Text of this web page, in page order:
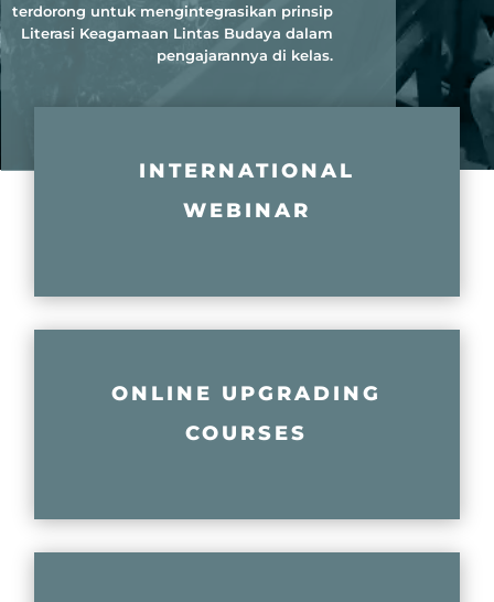
terdorong untuk mengintegrasikan prinsip
Literasi Keagamaan Lintas Budaya dalam
pengajarannya di kelas.
INTERNATIONAL
WEBINAR
ONLINE UPGRADING
COURSES